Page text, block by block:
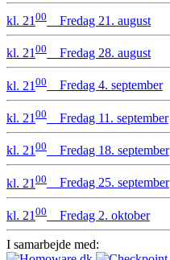
kl. 21 00 Fredag 21. august
kl. 2100 Fredag 28. august
kl. 21 00 Fredag 4. september
kl. 21 00 Fredag 11. september
kl. 2100 Fredag 18. september
kl. 21 00 Fredag 25. september
kl. 21 00 Fredag 2. oktober
I samarbejde med: